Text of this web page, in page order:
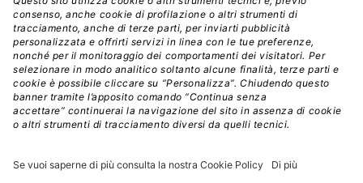
Esplora il gruppo
Edra Edizioni
Edizioni LSWR
LSWR Group